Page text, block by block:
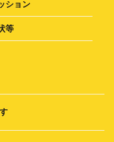
ション
等